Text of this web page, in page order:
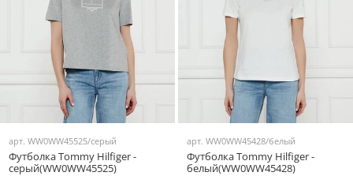
арт.WW0WW45525/серый
Футболка Tommy Hilfiger -
серый(WW0WW45525)
арт. WW0WW45428/белый
Футболка Tommy Hilfiger -
белый(WW0WW45428)